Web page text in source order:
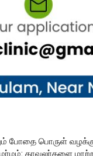
போதை பொருள்
காவலர்களை மாற்ற